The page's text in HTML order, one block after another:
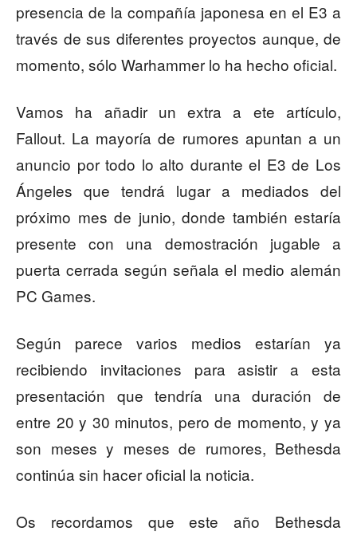
presencia de la compañía japonesa en el E3 a
través de sus diferentes proyectos aunque, de
momento, sólo Warhammer lo ha hecho oficial.
Vamos ha añadir un extra a ete artículo,
Fallout. La mayoría de rumores apuntan a un
anuncio por todo lo alto durante el E3 de Los
Ángeles que tendrá lugar a mediados del
próximo mes de junio, donde también estaría
presente con una demostración jugable a
puerta cerrada según señala el medio alemán
PC Games.
Según parece varios medios estarían ya
recibiendo invitaciones para asistir a esta
presentación que tendría una duración de
entre 20 y 30 minutos, pero de momento, y ya
son meses y meses de rumores, Bethesda
continúa sin hacer oficial la noticia.
Os recordamos que este año Bethesda